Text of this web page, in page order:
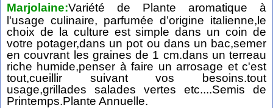
Marjolaine:Variété de Plante aromatique à
l'usage culinaire, parfumée d’origine italienne,le
choix de la culture est simple dans un coin de
votre potager,dans un pot ou dans un bac,semer
en couvrant les graines de 1 cm.dans un terreau
riche humide,penser à faire un arrosage et c'est
tout,cueillir suivant vos besoins.tout
usage,grillades salades vertes etc....Semis de
Printemps.Plante Annuelle.